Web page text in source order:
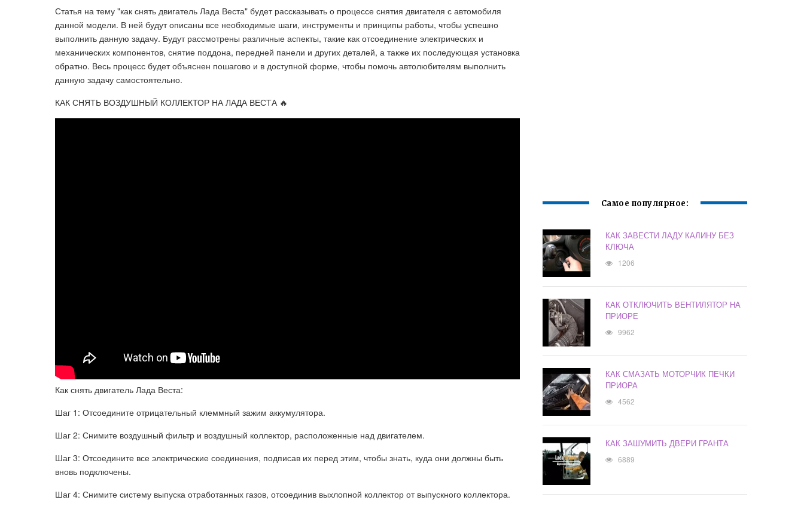
Статья на тему "как снять двигатель Лада Веста" будет рассказывать о процессе снятия двигателя с автомобиля
данной модели. В ней будут описаны все необходимые шаги, инструменты и принципы работы, чтобы успешно
выполнить данную задачу. Будут рассмотрены различные аспекты, такие как отсоединение электрических и
механических компонентов, снятие поддона, передней панели и других деталей, а также их последующая установка
обратно. Весь процесс будет объяснен пошагово и в доступной форме, чтобы помочь автолюбителям выполнить
данную задачу самостоятельно.
КАК СНЯТЬ ВОЗДУШНЫЙ КОЛЛЕКТОР НА ЛАДА ВЕСТА 🔥
Как снять двигатель Лада Веста:
Шаг 1: Отсоедините отрицательный клеммный зажим аккумулятора.
Шаг 2: Снимите воздушный фильтр и воздушный коллектор, расположенные над двигателем.
Шаг 3: Отсоедините все электрические соединения, подписав их перед этим, чтобы знать, куда они должны быть
вновь подключены.
Шаг 4: Снимите систему выпуска отработанных газов, отсоединив выхлопной коллектор от выпускного коллектора.
Самое популярное:
КАК ЗАВЕСТИ ЛАДУ КАЛИНУ БЕЗ
КЛЮЧА
1206
КАК ОТКЛЮЧИТЬ ВЕНТИЛЯТОР НА
ПРИОРЕ
9962
КАК СМАЗАТЬ МОТОРЧИК ПЕЧКИ
ПРИОРА
4562
КАК ЗАШУМИТЬ ДВЕРИ ГРАНТА
6889